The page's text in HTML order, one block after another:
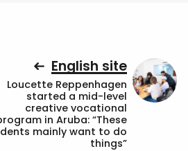
English site
Loucette Reppenhagen
started a mid-level
creative vocational
in Aruba: “These
mainly want to do
things”